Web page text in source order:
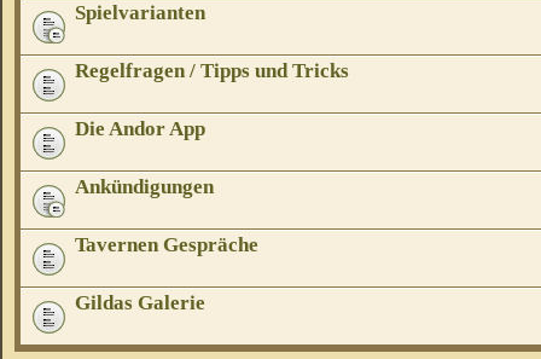
Spielvarianten
Regelfragen / Tipps und Tricks
Die Andor App
Ankündigungen
Tavernen Gespräche
Gildas Galerie